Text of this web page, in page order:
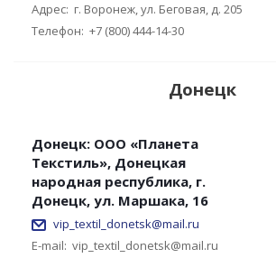
Адрес: г. Воронеж, ул. Беговая, д. 205
Телефон: +7 (800) 444-14-30
Донецк
Донецк: ООО «Планета
Текстиль», Донецкая
народная республика, г.
Донецк, ул. Маршака, 16
vip_textil_donetsk@mail.ru
E-mail: vip_textil_donetsk@mail.ru